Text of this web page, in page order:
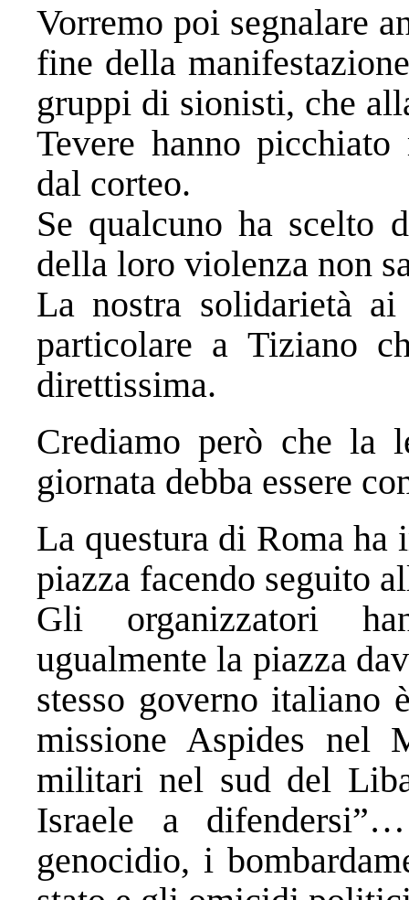
Vorremo poi segnalare
fine della
gruppi di sionisti, che
Tevere hanno
dal corteo.
Se qualcuno ha scelto
della loro violenza non
La nostra solidarietà
particolare a Tiziano
direttissima.
Crediamo però che la
giornata debba essere
La questura di Roma
piazza facendo seguito
Gli organizzatori
ugualmente la piazza
stesso governo italiano
missione Aspides nel
militari nel sud del
Israele a
genocidio, i